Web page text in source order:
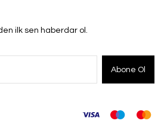
ilk sen haberdar ol.
Abone Ol